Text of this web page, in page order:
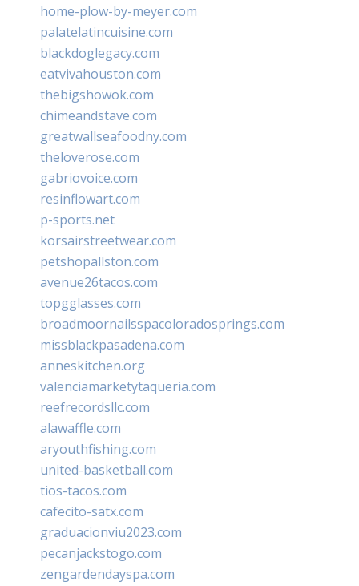
home-plow-by-meyer.com
palatelatincuisine.com
blackdoglegacy.com
eatvivahouston.com
thebigshowok.com
chimeandstave.com
greatwallseafoodny.com
theloverose.com
gabriovoice.com
resinflowart.com
p-sports.net
korsairstreetwear.com
petshopallston.com
avenue26tacos.com
topgglasses.com
broadmoornailsspacoloradosprings.com
missblackpasadena.com
anneskitchen.org
valenciamarketytaqueria.com
reefrecordsllc.com
alawaffle.com
aryouthfishing.com
united-basketball.com
tios-tacos.com
cafecito-satx.com
graduacionviu2023.com
pecanjackstogo.com
zengardendayspa.com